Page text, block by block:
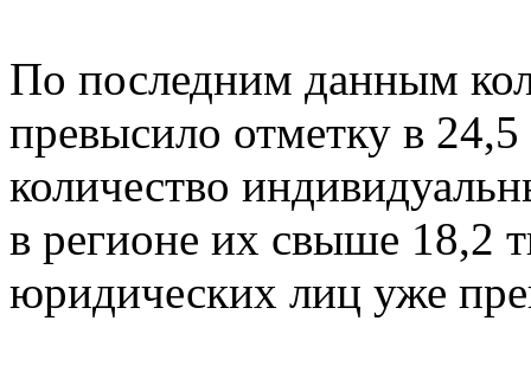
По последним данным
превысило отметку в
количество
в регионе их свыше 18,2
юридических лиц уже